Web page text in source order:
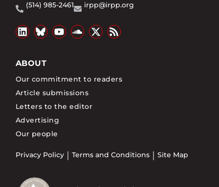
(514) 985-2461
irpp@irpp.org
ABOUT
Our commitment to readers
Article submissions
Letters to the editor
Advertising
Our people
Privacy Policy Terms and Conditions Site Map